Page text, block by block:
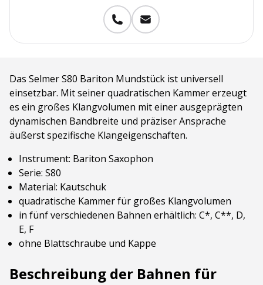
Das Selmer S80 Bariton Mundstück ist universell
einsetzbar. Mit seiner quadratischen Kammer erzeugt
es ein großes Klangvolumen mit einer ausgeprägten
dynamischen Bandbreite und präziser Ansprache
äußerst spezifische Klangeigenschaften.
Instrument: Bariton Saxophon
Serie: S80
Material: Kautschuk
quadratische Kammer für großes Klangvolumen
in fünf verschiedenen Bahnen erhältlich: C*, C**, D,
E, F
ohne Blattschraube und Kappe
Beschreibung der Bahnen für